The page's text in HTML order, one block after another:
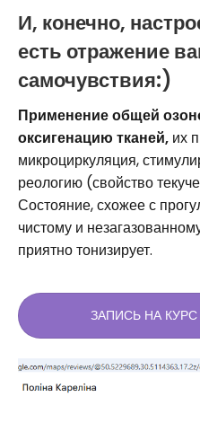
И, конечно,
есть отражение
самочувствия:)
Применение общей
оксигенацию тканей, их
микроциркуляция,
реологию (свойство
Состояние, схожее с
чистому и
приятно тонизирует.
ЗАПИСЬ НА